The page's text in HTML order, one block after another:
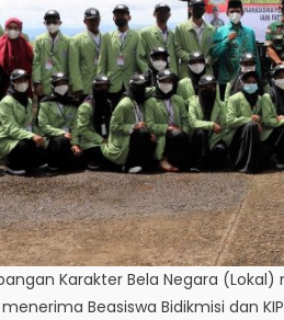
Karakter Bela Negara
Beasiswa Bidikmisi dan